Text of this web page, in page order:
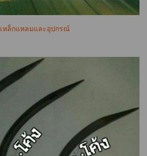
เหล็กแหลมและอุปกรณ์